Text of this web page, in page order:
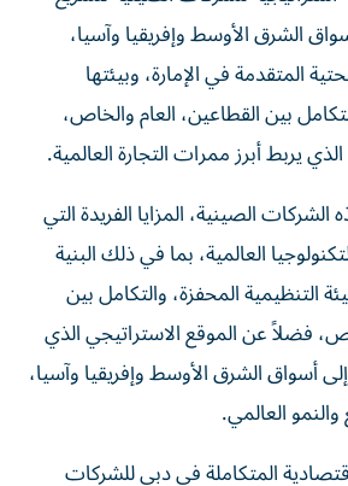
الشرق الأوسط وإفريقيا وآسيا،
المتقدمة في الإمارة، وبيئتها
بين القطاعين، العام والخاص،
يربط أبرز ممرات التجارة العالمية.
الصينية، المزايا الفريدة التي
العالمية، بما في ذلك البنية
التنظيمية المحفزة، والتكامل بين
فضلاً عن الموقع الاستراتيجي الذي
أسواق الشرق الأوسط وإفريقيا وآسيا،
العالمي.
المتكاملة في دبي للشركات